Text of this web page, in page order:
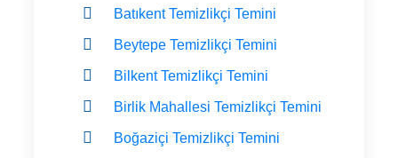
Batıkent Temizlikçi Temini
Beytepe Temizlikçi Temini
Bilkent Temizlikçi Temini
Birlik Mahallesi Temizlikçi Temini
Boğaziçi Temizlikçi Temini